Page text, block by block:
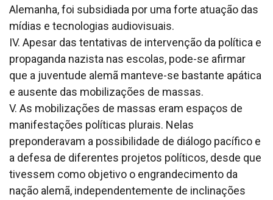
Alemanha, foi subsidiada por uma forte atuação das
mídias e tecnologias audiovisuais.
IV. Apesar das tentativas de intervenção da política e
propaganda nazista nas escolas, pode-se afirmar
que a juventude alemã manteve-se bastante apática
e ausente das mobilizações de massas.
V. As mobilizações de massas eram espaços de
manifestações políticas plurais. Nelas
preponderavam a possibilidade de diálogo pacífico e
a defesa de diferentes projetos políticos, desde que
tivessem como objetivo o engrandecimento da
nação alemã, independentemente de inclinações